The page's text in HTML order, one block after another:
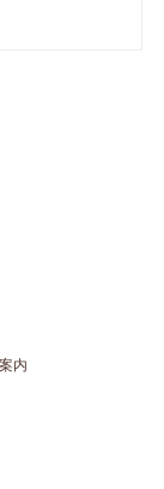
内